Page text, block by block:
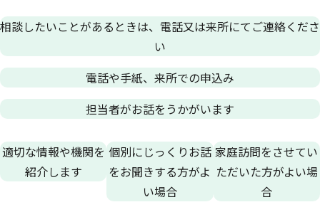
相談したいことがあるときは、電話又は来所にてご連絡くださ
い
電話や手紙、来所での申込み
担当者がお話をうかがいます
適切な情報や機関を
紹介します
個別にじっくりお話
をお聞きする方がよ
い場合
家庭訪問をさせてい
ただいた方がよい場
合